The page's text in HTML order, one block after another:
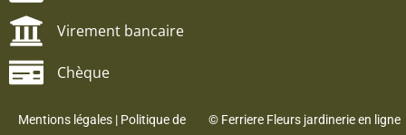
Virement bancaire
Chèque
Mentions légales| Politique de
© Ferriere Fleurs jardinerie en ligne